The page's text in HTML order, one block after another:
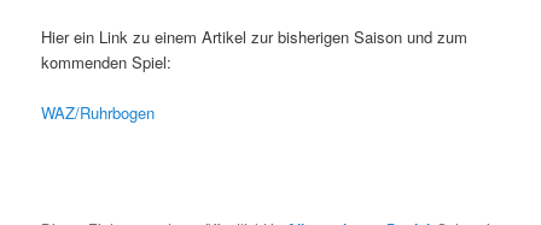
Hier ein Link zu einem Artikel zur bisherigen Saison und zum
kommenden Spiel:
WAZ/Ruhrbogen